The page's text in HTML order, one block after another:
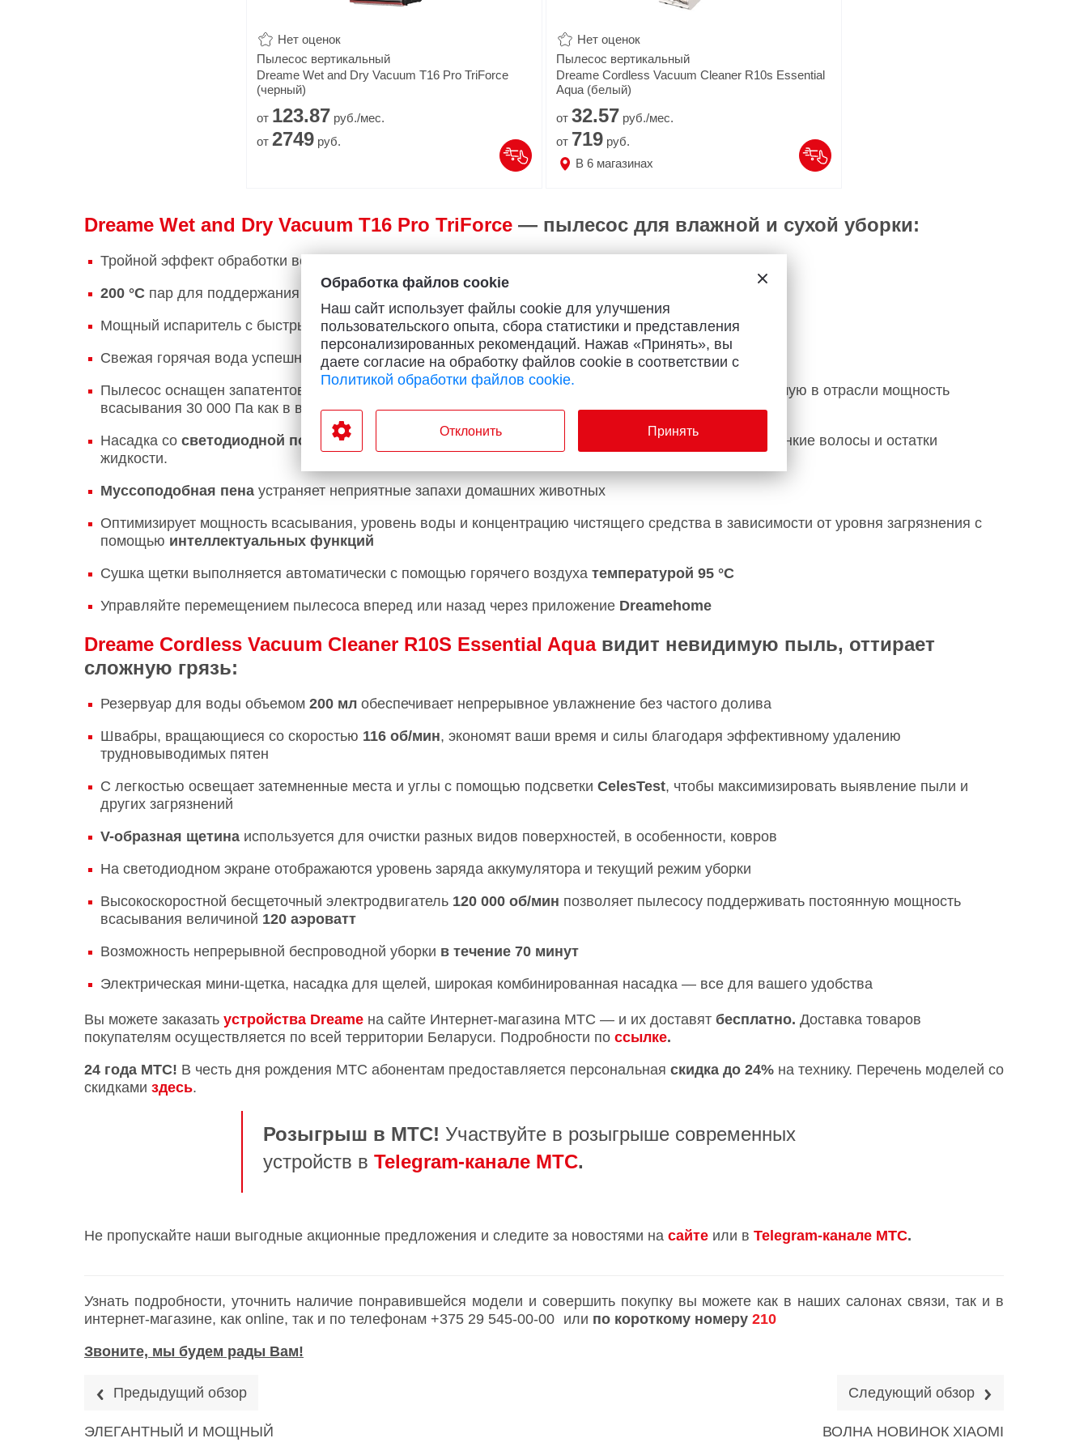
Нет оценок
Пылесос вертикальный
Dreame Wet and Dry Vacuum T16 Pro TriForce
(черный)
от 123.87 руб./мес.
от 2749 руб.
Нет оценок
Пылесос вертикальный
Dreame Cordless Vacuum Cleaner R10s Essential
Aqua (белый)
от 32.57 руб./мес.
от 719 руб.
В 6 магазинах
Dreame Wet and Dry Vacuum T16 Pro TriForce — пылесос для влажной и сухой уборки:
Тройной эффект обработки водой в одном элегантном корпусе
200 °С пар для поддержания гигиены и безопасности детей
Мощный испаритель с быстрым нагревомдо 380 °С
Свежая горячая вода успешно растворяет жирные загрязнения
Пылесос оснащен запатентованным высокоскоростным двигателем Dreame, обеспечивающим лучшую в отрасли мощность
всасывания 30 000 Па как в вертикальном, так и в горизонтальном положении
Насадка со светодиодной подсветкой
позволяет обнаруживать скрытые загрязнения, такие как тонкие волосы и остатки
жидкости.
Муссоподобная пена устраняет неприятные запахи домашних животных
Оптимизирует мощность всасывания, уровень воды и концентрацию чистящего средства в зависимости от уровня загрязнения с
помощью интеллектуальных функций
Сушка щетки выполняется автоматически с помощью горячего воздуха температурой 95 °С
Управляйте перемещением пылесоса вперед или назад через приложение Dreamehome
Dreame Cordless Vacuum Cleaner R10S Essential Aquaвидит невидимую пыль, оттирает
сложную грязь:
Резервуар для воды объемом 200 мл обеспечивает непрерывное увлажнение без частого долива
Швабры, вращающиеся со скоростью 116 об/мин, экономят ваши время и силы благодаря эффективному удалению
трудновыводимых пятен
С легкостью освещает затемненные места и углы с помощью подсветки CelesTest, чтобы максимизировать выявление пыли и
других загрязнений
V-образная щетина используется для очистки разных видов поверхностей, в особенности, ковров
На светодиодном экране отображаются уровень заряда аккумулятора и текущий режим уборки
Высокоскоростной бесщеточный электродвигатель 120 000 об/мин позволяет пылесосу поддерживать постоянную мощность
всасывания величиной 120 аэроватт
Возможность непрерывной беспроводной уборки в течение 70 минут
Электрическая мини-щетка, насадка для щелей, широкая комбинированная насадка — все для вашего удобства
Вы можете заказать устройства Dreame на сайте Интернет-магазина МТС — и их доставят бесплатно. Доставка товаров
покупателям осуществляется по всей территории Беларуси. Подробности по ссылке.
24 года МТС! В честь дня рождения МТС абонентам предоставляется персональная скидка до 24% на технику. Перечень моделей со
скидками здесь.
Розыгрыш в МТС! Участвуйте в розыгрыше современных
устройств в Telegram-канале МТС.
Не пропускайте наши выгодные акционные предложения и следите за новостями на сайте или в Telegram-канале МТС.
Узнать подробности, уточнить наличие понравившейся модели и совершить покупку вы можете как в наших салонах связи, так и в
интернет-магазине, как online, так и по телефонам +375 29 545-00-00 или по короткому номеру 210
Звоните, мы будем рады Вам!
Предыдущий обзор
ЭЛЕГАНТНЫЙ И МОЩНЫЙ
Следующий обзор
ВОЛНА НОВИНОК XIAOMI
Обработка файлов cookie
Наш сайт использует файлы cookie для улучшения
пользовательского опыта, сбора статистики и представления
персонализированных рекомендаций. Нажав «Принять», вы
даете согласие на обработку файлов cookie в соответствии с
Политикой обработки файлов cookie.
Отклонить Принять